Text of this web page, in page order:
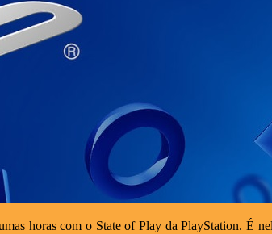
horas com o State of Play da PlayStation. É